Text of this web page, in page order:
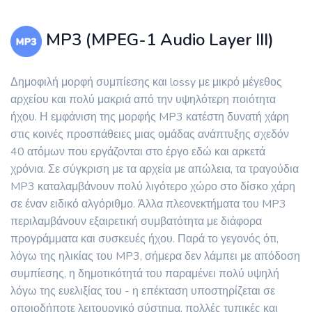
MP3 (MPEG-1 Audio Layer III)
Δημοφιλή μορφή συμπίεσης και lossy με μικρό μέγεθος
αρχείου και πολύ μακριά από την υψηλότερη ποιότητα
ήχου. Η εμφάνιση της μορφής MP3 κατέστη δυνατή χάρη
στις κοινές προσπάθειες μιας ομάδας ανάπτυξης σχεδόν
40 ατόμων που εργάζονται στο έργο εδώ και αρκετά
χρόνια. Σε σύγκριση με τα αρχεία με απώλεια, τα τραγούδια
MP3 καταλαμβάνουν πολύ λιγότερο χώρο στο δίσκο χάρη
σε έναν ειδικό αλγόριθμο. Άλλα πλεονεκτήματα του MP3
περιλαμβάνουν εξαιρετική συμβατότητα με διάφορα
προγράμματα και συσκευές ήχου. Παρά το γεγονός ότι,
λόγω της ηλικίας του MP3, σήμερα δεν λάμπει με απόδοση
συμπίεσης, η δημοτικότητά του παραμένει πολύ υψηλή
λόγω της ευελιξίας του - η επέκταση υποστηρίζεται σε
οποιοδήποτε λειτουργικό σύστημα, πολλές τυπικές και